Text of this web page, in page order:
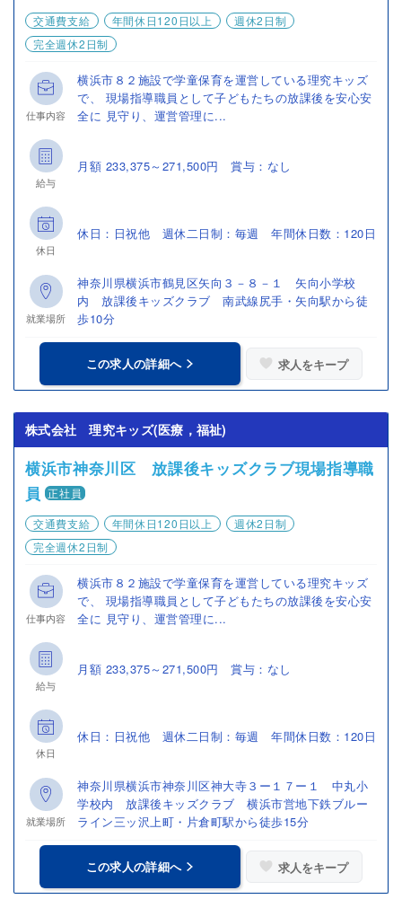
交通費支給
年間休日120日以上
週休2日制
完全週休2日制
仕事内容
横浜市８２施設で学童保育を運営している理究キッズ
で、 現場指導職員として子どもたちの放課後を安心安
全に 見守り、運営管理に...
給与
月額 233,375～271,500円 賞与：なし
休日
休日：日祝他 週休二日制：毎週 年間休日数：120日
就業場所
神奈川県横浜市鶴見区矢向３－８－１ 矢向小学校
内 放課後キッズクラブ 南武線尻手・矢向駅から徒
歩10分
この求人の詳細へ 求人をキープ
株式会社 理究キッズ(医療，福祉)
横浜市神奈川区 放課後キッズクラブ現場指導職
員 正社員
交通費支給
年間休日120日以上
週休2日制
完全週休2日制
仕事内容
横浜市８２施設で学童保育を運営している理究キッズ
で、 現場指導職員として子どもたちの放課後を安心安
全に 見守り、運営管理に...
給与
月額 233,375～271,500円 賞与：なし
休日
休日：日祝他 週休二日制：毎週 年間休日数：120日
就業場所
神奈川県横浜市神奈川区神大寺３ー１７ー１ 中丸小
学校内 放課後キッズクラブ 横浜市営地下鉄ブルー
ライン三ッ沢上町・片倉町駅から徒歩15分
この求人の詳細へ 求人をキープ